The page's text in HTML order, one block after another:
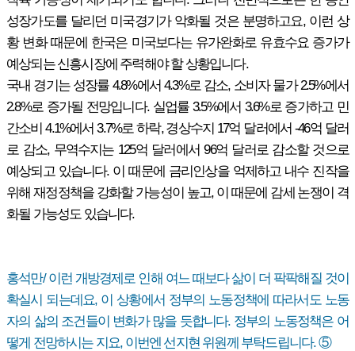
성장가도를 달리던 미국경기가 악화될 것은 분명하고요, 이런 상
황 변화 때문에 한국은 미국보다는 유가완화로 유효수요 증가가
예상되는 신흥시장에 주력해야 할 상황입니다.
국내 경기는 성장률 4.8%에서 4.3%로 감소, 소비자 물가 2.5%에서
2.8%로 증가될 전망입니다. 실업률 3.5%에서 3.6%로 증가하고 민
간소비 4.1%에서 3.7%로 하락, 경상수지 17억 달러에서 -46억 달러
로 감소, 무역수지는 125억 달러에서 96억 달러로 감소할 것으로
예상되고 있습니다. 이 때문에 금리인상을 억제하고 내수 진작을
위해 재정정책을 강화할 가능성이 높고, 이 때문에 감세 논쟁이 격
화될 가능성도 있습니다.
홍석만/ 이런 개방경제로 인해 여느 때보다 삶이 더 팍팍해질 것이
확실시 되는데요, 이 상황에서 정부의 노동정책에 따라서도 노동
자의 삶의 조건들이 변화가 많을 듯합니다. 정부의 노동정책은 어
떻게 전망하시는 지요, 이번엔 선지현 위원께 부탁드립니다. ⑤